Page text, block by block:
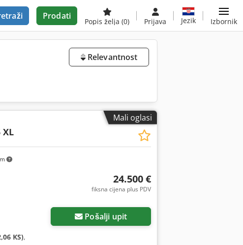
Prodati
Popis želja (0) Prijava Jezik Izbornik
Relevantnost
Mali oglasi
XL
24.500 €
fiksna cijena plus PDV
Pošalji upit
KS),